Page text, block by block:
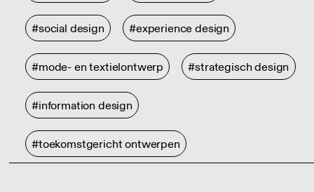
#social design #experience design
#mode- en textielontwerp #strategisch design
#information design
#toekomstgericht ontwerpen